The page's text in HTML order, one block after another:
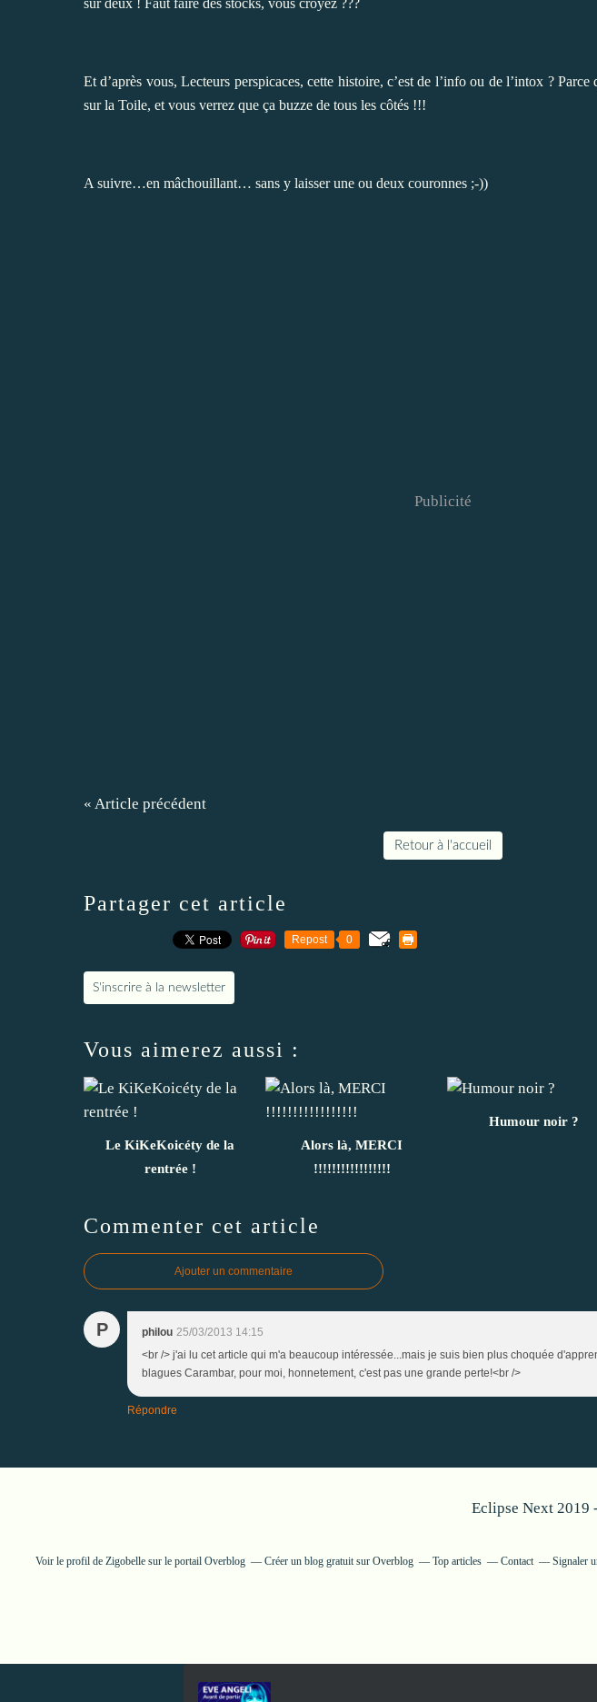
Et d’après vous, Lecteurs perspicaces, cette histoire, c’est de l’info ou de l’intox ?
sur la Toile, et vous verrez que ça buzze de tous les côtés !!!
A suivre…en mâchouillant… sans y laisser une ou deux couronnes ;-))
Publicité
« Article précédent
Retour à l'accueil
Partager cet article
Repost 0
S'inscrire à la newsletter
Vous aimerez aussi :
Le KiKeKoicéty de la
rentrée !
Alors là, MERCI
!!!!!!!!!!!!!!!!!
Humour noir ?
Commenter cet article
Ajouter un commentaire
P philou 25/03/2013 14:15
<br /> j'ai lu cet article qui m'a beaucoup intéressée...mais je suis bien plus choquée
blagues Carambar, pour moi, honnetement, c'est pas une grande perte!<br />
Répondre
Eclipse Next 2019
Voir le profil de Zigobellesur le portail Overblog Créer un blog gratuit sur Overblog Top articles Contact Signaler